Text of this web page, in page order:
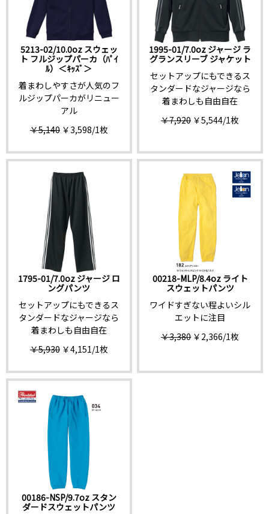
5213-02/10.0oz スウェッ
ト フルジップパーカ（ﾊﾟｲ
ﾙ）＜ｷｯｽﾞ＞
着まわしやすさが人気のフ
ルジップパーカがリニュー
アル
￥5,140 ￥3,598/1枚
1995-01/7.0oz ジャージ ラ
グランスリーブ ジャケット
セットアップにもできるス
タンダードなジャージなら
着まわしも自由自在
￥7,920 ￥5,544/1枚
1795-01/7.0oz ジャージ ロ
ングパンツ
セットアップにもできるス
タンダードなジャージなら
着まわしも自由自在
￥5,930 ￥4,151/1枚
00218-MLP/8.4oz ライト
スウェットパンツ
ワイドすぎない程よいシル
エットに注目
￥3,380 ￥2,366/1枚
00186-NSP/9.7oz スタン
ダードスウェットパンツ